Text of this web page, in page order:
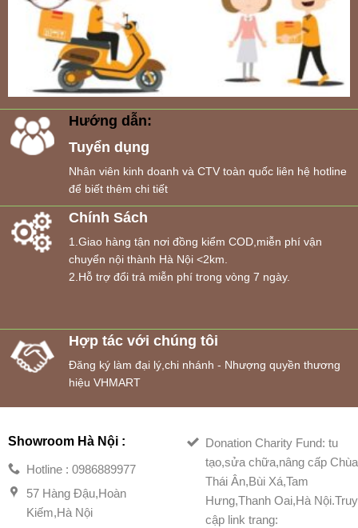
Hướng dẫn:
Tuyển dụng
Nhân viên kinh doanh và CTV toàn quốc liên hệ hotline
để biết thêm chi tiết
Chính Sách
1.Giao hàng tận nơi đồng kiểm COD,miễn phí vận
chuyển nội thành Hà Nội <2km.
2.Hỗ trợ đổi trả miễn phí trong vòng 7 ngày.
Hợp tác với chúng tôi
Đăng ký làm đại lý,chi nhánh - Nhượng quyền thương
hiệu VHMART
Showroom Hà Nội :
Hotline : 0986889977
57 Hàng Đậu,Hoàn
Kiếm,Hà Nội
Donation Charity Fund: tu
tạo,sửa chữa,nâng cấp Chùa
Thái Ân,Bùi Xá,Tam
Hưng,Thanh Oai,Hà Nội.Truy
cập link trang: